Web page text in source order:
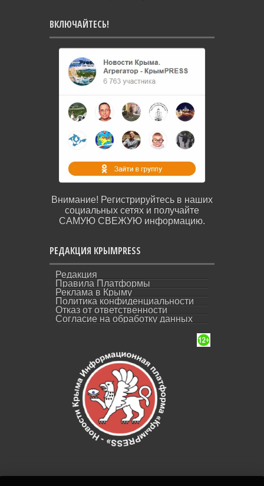
ВКЛЮЧАЙТЕСЬ!
Внимание! Регистрируйтесь в наших
социальных сетях и получайте
САМУЮ СВЕЖУЮ информацию.
РЕДАКЦИЯ КРЫМPRESS
Редакция
Правила Платформы
Реклама в Крыму
Политика конфиденциальности
Отказ от ответственности
Согласие на обработку данных